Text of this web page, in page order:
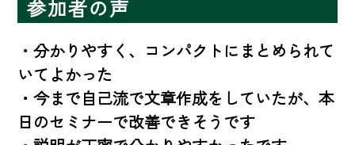
参加者の声
・分かりやすく、コンパクトにまとめられて
いてよかった
・今まで自己流で文章作成をしていたが、本
日のセミナーで改善できそうです